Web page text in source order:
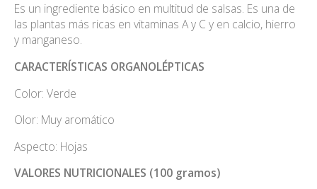
Es un ingrediente básico en multitud de salsas. Es una de
las plantas más ricas en vitaminas A y C y en calcio, hierro
y manganeso.
CARACTERÍSTICAS ORGANOLÉPTICAS
Color: Verde
Olor: Muy aromático
Aspecto: Hojas
VALORES NUTRICIONALES (100 gramos)